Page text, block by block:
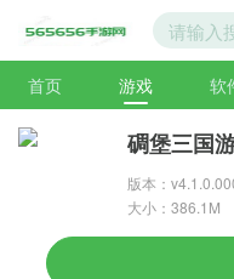
首页 游戏 软
碉堡三国
版本：
卓版
大小：386.1M